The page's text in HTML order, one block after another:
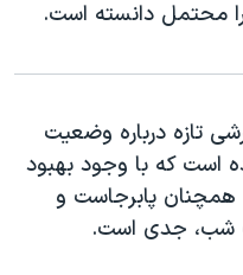
تازه درباره وضعیت
هشدار داده است که با وجود بهبود
همچنان پابرجاست و
شب، جدی است.